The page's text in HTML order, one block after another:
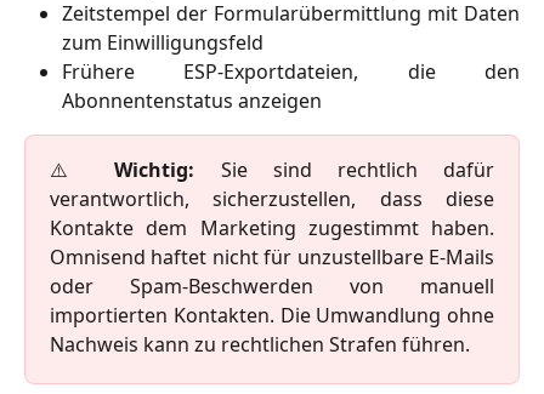
Zeitstempel der Formularübermittlung mit Daten
zum Einwilligungsfeld
Frühere ESP-Exportdateien, die den
Abonnentenstatus anzeigen
⚠️Wichtig: Sie sind rechtlich dafür
verantwortlich, sicherzustellen, dass diese
Kontakte dem Marketing zugestimmt haben.
Omnisend haftet nicht für unzustellbare E-Mails
oder Spam-Beschwerden von manuell
importierten Kontakten. Die Umwandlung ohne
Nachweis kann zu rechtlichen Strafen führen.